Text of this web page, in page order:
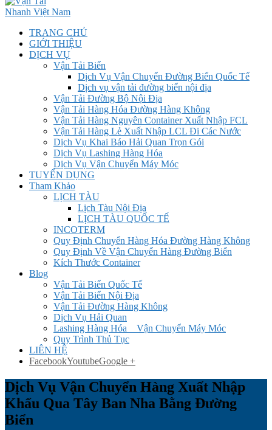
TRANG CHỦ
GIỚI THIỆU
DỊCH VỤ
Vận Tải Biển
Dịch Vụ Vận Chuyển Đường Biển Quốc Tế
Dịch vụ vận tải đường biển nội địa
Vận Tải Đường Bộ Nội Địa
Vận Tải Hàng Hóa Đường Hàng Không
Vận Tải Hàng Nguyên Container Xuất Nhập FCL
Vận Tải Hàng Lẻ Xuất Nhập LCL Đi Các Nước
Dịch Vụ Khai Báo Hải Quan Trọn Gói
Dịch Vụ Lashing Hàng Hóa
Dịch Vụ Vận Chuyển Máy Móc
TUYỂN DỤNG
Tham Khảo
LỊCH TÀU
Lịch Tàu Nội Địa
LỊCH TÀU QUỐC TẾ
INCOTERM
Quy Định Chuyển Hàng Hóa Đường Hàng Không
Quy Định Về Vận Chuyển Hàng Đường Biển
Kích Thước Container
Blog
Vận Tải Biển Quốc Tế
Vận Tải Biển Nội Địa
Vận Tải Đường Hàng Không
Dịch Vụ Hải Quan
Lashing Hàng Hóa _ Vận Chuyển Máy Móc
Quy Trình Thủ Tục
LIÊN HỆ
FacebookYoutubeGoogle +
Dịch Vụ Vận Chuyển Hàng Xuất Nhập
Khẩu Qua Tây Ban Nha Bằng Đường
Biển